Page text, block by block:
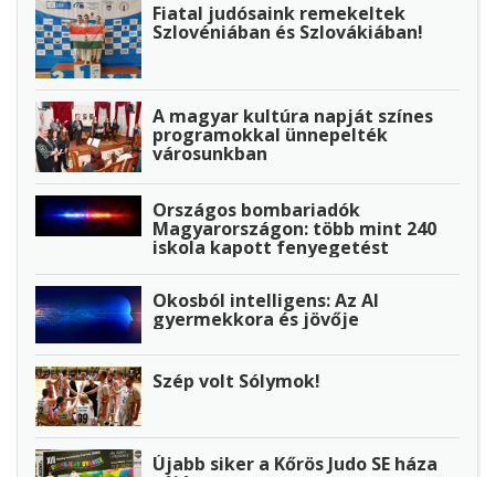
Fiatal judósaink remekeltek
Szlovéniában és Szlovákiában!
A magyar kultúra napját színes
programokkal ünnepelték
városunkban
Országos bombariadók
Magyarországon: több mint 240
iskola kapott fenyegetést
Okosból intelligens: Az AI
gyermekkora és jövője
Szép volt Sólymok!
Újabb siker a Kőrös Judo SE háza